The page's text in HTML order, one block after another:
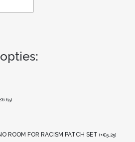
6.65)
ROOM FOR RACISM PATCH SET(+€5.25)